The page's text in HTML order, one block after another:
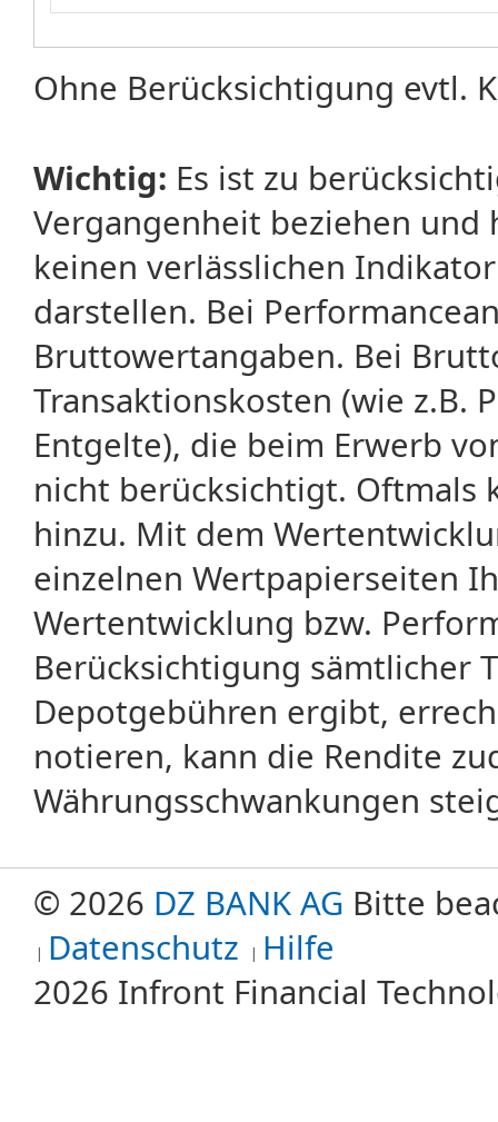
Ohne Berücksichtigung evtl.
Wichtig: Es ist zu
Vergangenheit beziehen
keinen verlässlichen
darstellen. Bei
Bruttowertangaben. Bei
Transaktionskosten (wie z.B.
Entgelte), die beim Erwerb
nicht berücksichtigt. Oftmals
hinzu. Mit dem
einzelnen Wertpapierseiten
Wertentwicklung bzw.
Berücksichtigung sämtlicher
Depotgebühren ergibt,
notieren, kann die Rendite
Währungsschwankungen
© 2026 DZ BANK AG Bitte
Datenschutz Hilfe
2026 Infront Financial